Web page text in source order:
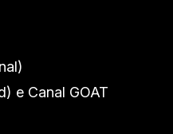
e Canal GOAT